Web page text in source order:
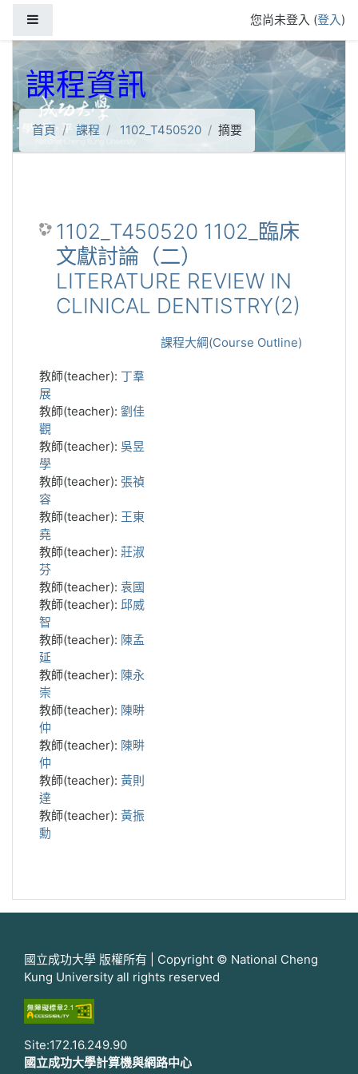
您尚未登入 (登入)
課程資訊
首頁 課程 1102_T450520 摘要
1102_T450520 1102_臨床
文獻討論（二）
LITERATURE REVIEW IN
CLINICAL DENTISTRY(2)
課程大綱(Course Outline)
教師(teacher): 丁羣
展
教師(teacher): 劉佳
觀
教師(teacher): 吳昱
學
教師(teacher): 張禎
容
教師(teacher): 王東
堯
教師(teacher): 莊淑
芬
教師(teacher): 袁國
教師(teacher): 邱威
智
教師(teacher): 陳孟
延
教師(teacher): 陳永
崇
教師(teacher): 陳畊
仲
教師(teacher): 陳畊
仲
教師(teacher): 黃則
達
教師(teacher): 黃振
勳
國立成功大學 版權所有 | Copyright © National Cheng
Kung University all rights reserved
Site:172.16.249.90
國立成功大學計算機與網路中心